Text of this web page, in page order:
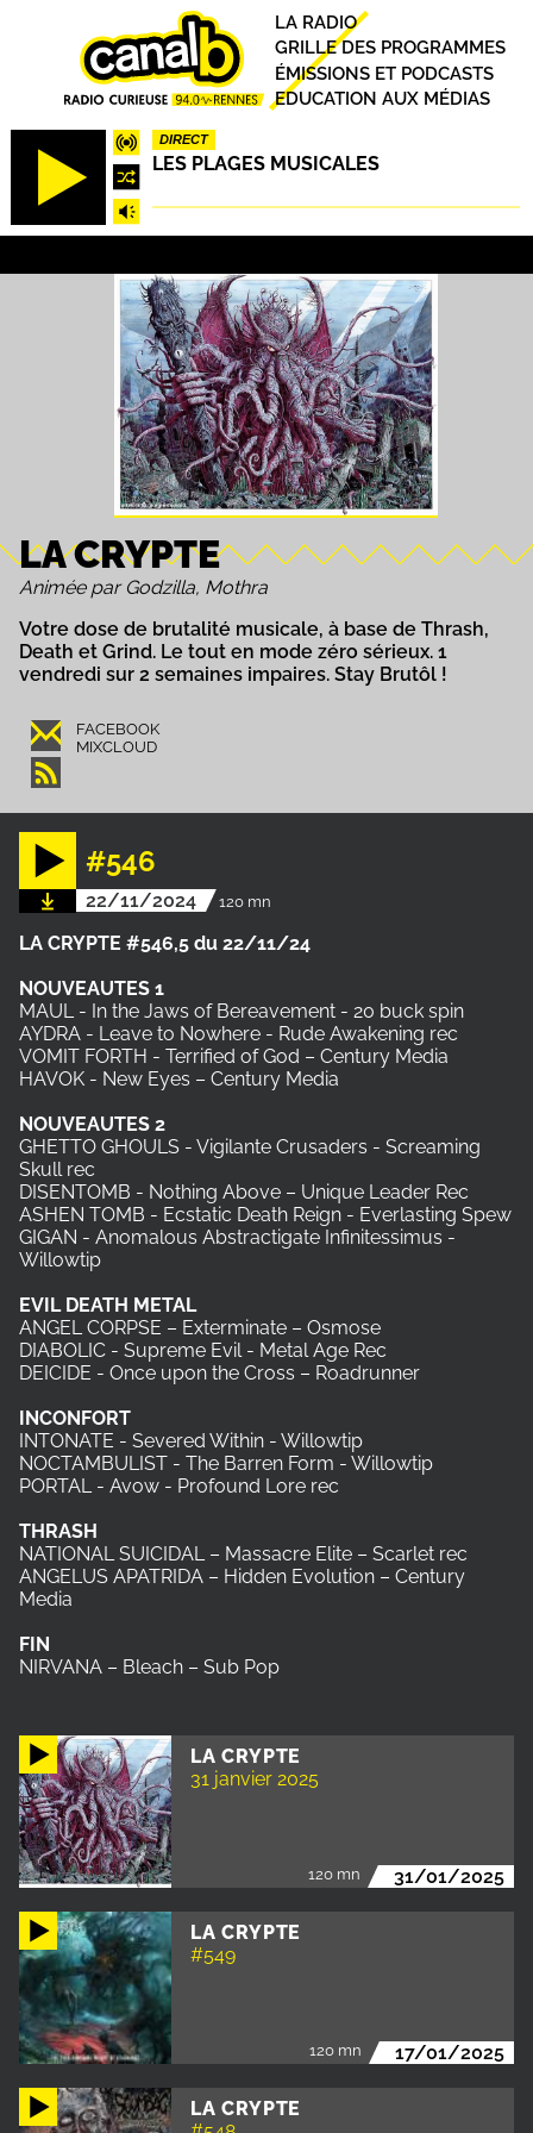
DIRECT
LES PLAGES MUSICALES
Principal
LA RADIO
GRILLE DES PROGRAMMES
ÉMISSIONS ET PODCASTS
EDUCATION AUX MÉDIAS
LA CRYPTE
Animée par Godzilla, Mothra
Votre dose de brutalité musicale, à base de Thrash,
Death et Grind. Le tout en mode zéro sérieux. 1
vendredi sur 2 semaines impaires. Stay Brutôl !
FACEBOOK
MIXCLOUD
LA CRYPTE
31 janvier 2025
120 mn 31/01/2025
LA CRYPTE
#549
120 mn 17/01/2025
LA CRYPTE
#546
22/11/2024 120 mn
LA CRYPTE #546,5 du 22/11/24
NOUVEAUTES 1
MAUL - In the Jaws of Bereavement - 20 buck spin
AYDRA - Leave to Nowhere - Rude Awakening rec
VOMIT FORTH - Terrified of God – Century Media
HAVOK - New Eyes – Century Media
NOUVEAUTES 2
GHETTO GHOULS - Vigilante Crusaders - Screaming
Skull rec
DISENTOMB - Nothing Above – Unique Leader Rec
ASHEN TOMB - Ecstatic Death Reign - Everlasting Spew
GIGAN - Anomalous Abstractigate Infinitessimus -
Willowtip
EVIL DEATH METAL
ANGEL CORPSE – Exterminate – Osmose
DIABOLIC - Supreme Evil - Metal Age Rec
DEICIDE - Once upon the Cross – Roadrunner
INCONFORT
INTONATE - Severed Within - Willowtip
NOCTAMBULIST - The Barren Form - Willowtip
PORTAL - Avow - Profound Lore rec
THRASH
NATIONAL SUICIDAL – Massacre Elite – Scarlet rec
ANGELUS APATRIDA – Hidden Evolution – Century
Media
FIN
NIRVANA – Bleach – Sub Pop